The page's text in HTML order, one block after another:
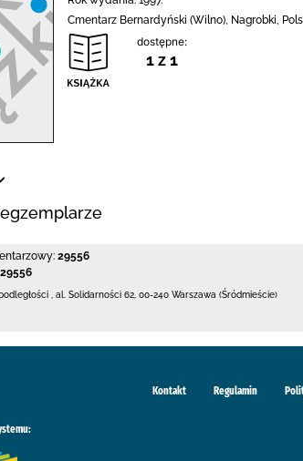
Cmentarz Bernardyński (Wilno), Nagrobki,
dostępne:
1 z 1
29556
29556
al. Solidarności 62 00-240 Warszawa (Śródmieście)
Kontakt Regulamin